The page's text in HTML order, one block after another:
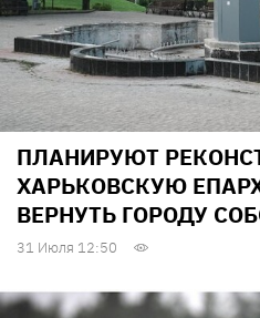
ПЛАНИРУЮТ
ХАРЬКОВСКУЮ
ВЕРНУТЬ ГОРОДУ
31 Июля 12:50